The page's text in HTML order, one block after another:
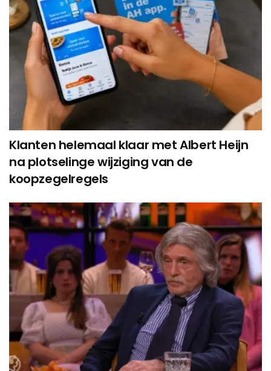
Klanten helemaal klaar met Albert Heijn
na plotselinge wijziging van de
koopzegelregels